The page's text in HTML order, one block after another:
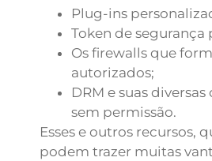
Plug-ins
Token de
Os firewalls que
autorizados;
DRM e suas
sem permissão.
Esses e outros recursos,
podem trazer muitas